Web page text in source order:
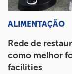
ALIMENTAÇÃO
Rede de
como melhor
facilities